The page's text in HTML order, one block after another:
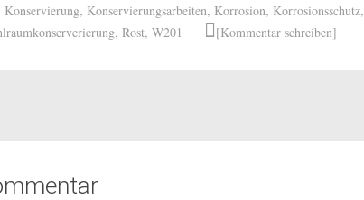
Konservierung, Konservierungsarbeiten, Korrosion, Korrosionsschutz,
, Rost, W201 [Kommentar schreiben]